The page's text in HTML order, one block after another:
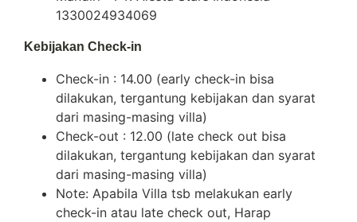
1330024934069
Kebijakan Check-in
Check-in : 14.00 (early check-in bisa
dilakukan, tergantung kebijakan dan syarat
dari masing-masing villa)
Check-out : 12.00 (late check out bisa
dilakukan, tergantung kebijakan dan syarat
dari masing-masing villa)
Note: Apabila Villa tsb melakukan early
check-in atau late check out, Harap